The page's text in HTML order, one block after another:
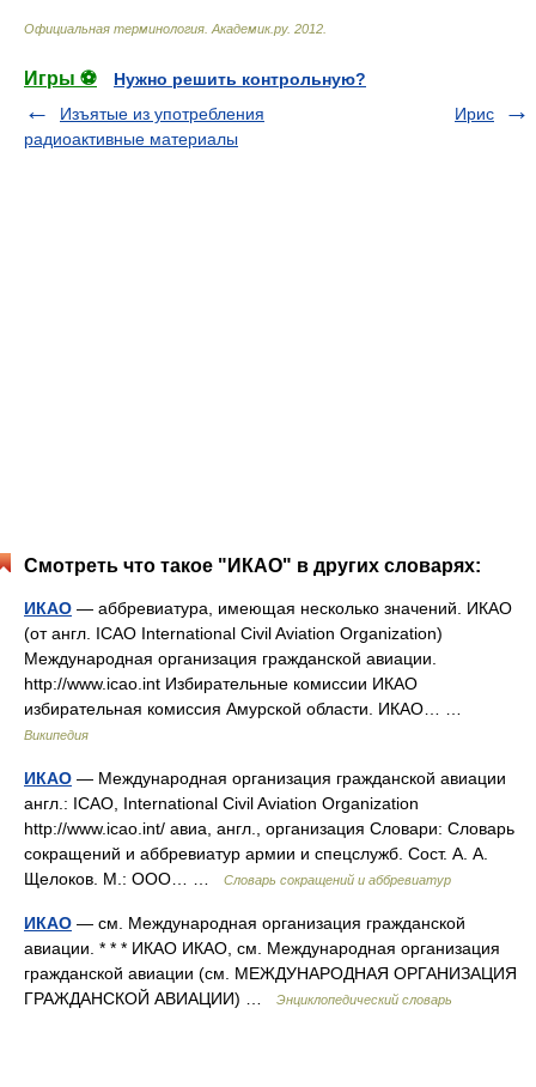
Официальная терминология Академик.ру. 2012
Игры ⚽
Нужно решить контрольную?
Изъятые из употребления
радиоактивные материалы
Ирис
Смотреть что такое "ИКАО" в других словарях:
ИКАО — аббревиатура, имеющая несколько значений. ИКАО
(от англ. ICAO International Civil Aviation Organization)
Международная организация гражданской авиации.
http://www.icao.int Избирательные комиссии ИКАО
избирательная комиссия Амурской области. ИКАО… …
Википедия
ИКАО — Международная организация гражданской авиации
англ.: ICAO, International Civil Aviation Organization
http://www.icao.int/​ авиа, англ., организация Словари: Словарь
сокращений и аббревиатур армии и спецслужб. Сост. А. А.
Щелоков. М.: ООО… …
Словарь сокращений и аббревиатур
ИКАО — см. Международная организация гражданской
авиации. * * * ИКАО ИКАО, см. Международная организация
гражданской авиации (см. МЕЖДУНАРОДНАЯ ОРГАНИЗАЦИЯ
ГРАЖДАНСКОЙ АВИАЦИИ) …
Энциклопедический словарь